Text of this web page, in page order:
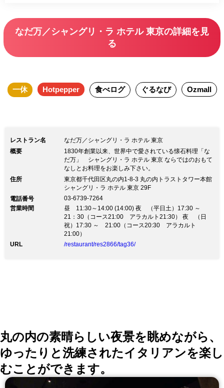
席をご希望の際はコメント欄にテーブル
席をご希望の旨ご入力をお願い致しま
団らんでのお食事、全てのお食事に適し
でも愛される本物の日本食と共に素敵な
ひと時をお過ごしください！
なだ万／シャングリ・ラ ホテル 東京の詳細を見
る
一休 Hotpepper 食べログ ぐるなび Ozmall
レストラン名
なだ万／シャングリ・ラ ホテル 東京
概要
1830年創業以来、世界中で愛されている懐石料理「な
だ万」 シャングリ・ラ ホテル 東京 ならではのおもて
なしとお料理をお楽しみ下さい。
住所
東京都千代田区丸の内1-8-3 丸の内トラストタワー本館
シャングリ・ラ ホテル 東京 29F
電話番号
03-6739-7264
営業時間
昼 11:30～14:00 (14:00) 夜 （平日土）17:30 ～
21：30（コース21:00 アラカルト21:30） 夜 （日
祝）17:30 ～ 21:00（コース20:30 アラカルト
21:00）
URL
/restaurant/res2866/tag36/
丸の内の素晴らしい夜景を眺めながら、
ゆったりと洗練されたイタリアンを楽し
むことができます。